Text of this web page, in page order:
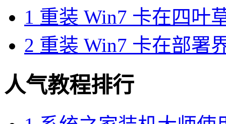
1 重装 Win7 卡在四叶
2 重装 Win7 卡在部署
人气教程排行